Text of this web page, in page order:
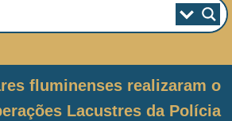
fluminenses realizaram o
Lacustres da Polícia